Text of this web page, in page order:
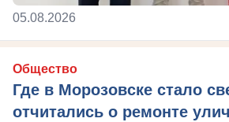
05.08.2026
Общество
Где в Морозовске стало
отчитались о ремонте